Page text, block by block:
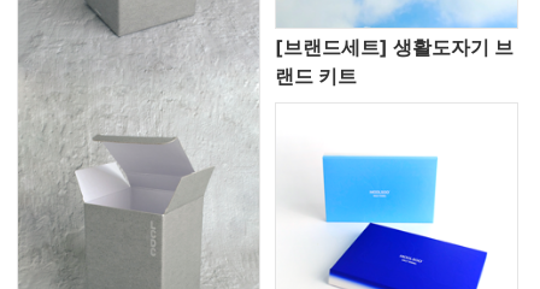
[브랜드세트] 생활도자기 브
랜드 키트